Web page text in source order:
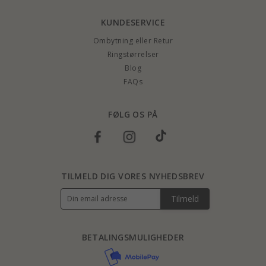
KUNDESERVICE
Ombytning eller Retur
Ringstørrelser
Blog
FAQs
FØLG OS PÅ
BETALINGSMULIGHEDER
TILMELD DIG VORES NYHEDSBREV
Tilmeld